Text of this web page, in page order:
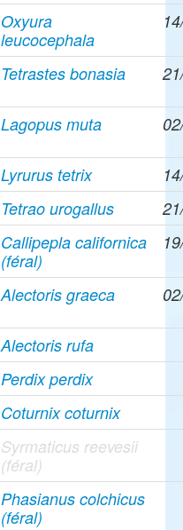
Oxyura
leucocephala
Tetrastes bonasia
Lagopus muta
Lyrurus tetrix
Tetrao urogallus
Callipepla californica
(féral)
Alectoris graeca
Alectoris rufa
Perdix perdix
Coturnix coturnix
Syrmaticus reevesii
(féral)
Phasianus colchicus
(féral)